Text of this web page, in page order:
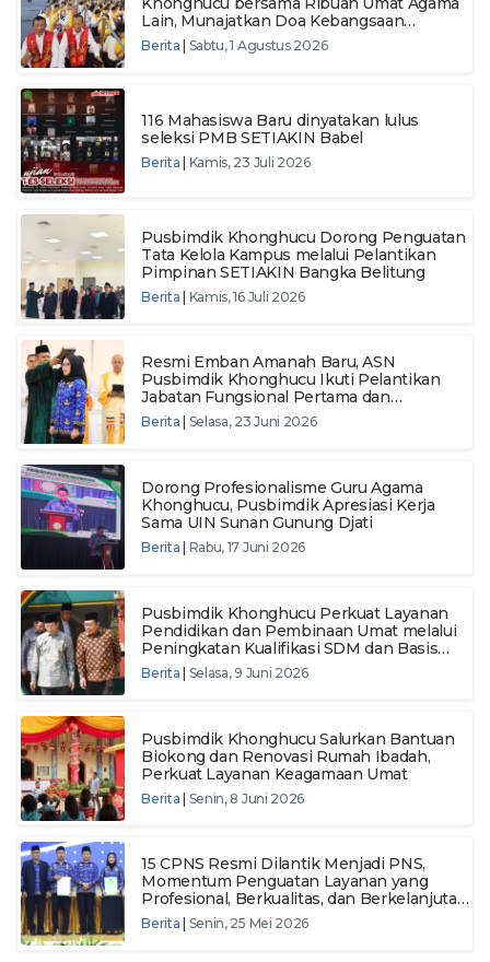
Lain, Munajatkan Doa Kebangsaan
Wujudkan Semangat Persatuan Menuju
Indonesia Makmur dan Berdaulat
Berita Sabtu, 1 Agustus 2026
116 Mahasiswa Baru dinyatakan lulus
seleksi PMB SETIAKIN Babel
Berita Kamis, 23 Juli 2026
Pusbimdik Khonghucu Dorong Penguatan
Tata Kelola Kampus melalui Pelantikan
Pimpinan SETIAKIN Bangka Belitung
Berita| Kamis, 16 Juli 2026
Resmi Emban Amanah Baru, ASN
Pusbimdik Khonghucu Ikuti Pelantikan
Jabatan Fungsional Pertama dan
Pengambilan Sumpah ASN Tahun 2024
Berita Selasa, 23 Juni 2026
Dorong Profesionalisme Guru Agama
Khonghucu, Pusbimdik Apresiasi Kerja
Sama UIN Sunan Gunung Djati
Berita Rabu, 17 Juni 2026
Pusbimdik Khonghucu Perkuat Layanan
Pendidikan dan Pembinaan Umat melalui
Peningkatan Kualifikasi SDM dan Basis
Data Nasional
Berita Selasa, 9 Juni 2026
Pusbimdik Khonghucu Salurkan Bantuan
Biokong dan Renovasi Rumah Ibadah,
Perkuat Layanan Keagamaan Umat
Berita| Senin, 8 Juni 2026
15 CPNS Resmi Dilantik Menjadi PNS,
Momentum Penguatan Layanan yang
Profesional, Berkualitas, dan Berkelanjutan
di Pusbimdik Khonghucu
Berita Senin, 25 Mei 2026